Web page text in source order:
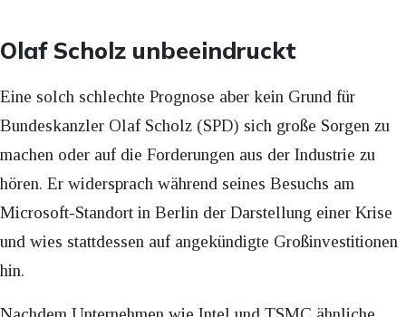
Olaf Scholz unbeeindruckt
Eine solch schlechte Prognose aber kein Grund für
Bundeskanzler Olaf Scholz (SPD) sich große Sorgen zu
machen oder auf die Forderungen aus der Industrie zu
hören. Er widersprach während seines Besuchs am
Microsoft-Standort in Berlin der Darstellung einer Krise
und wies stattdessen auf angekündigte Großinvestitionen
hin.